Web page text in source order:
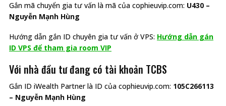
Gắn mã chuyển gia tư vấn là mã của cophieuvip.com: U430 –
Nguyễn Mạnh Hùng
Hướng dẫn gắn ID chuyên gia tư vấn ở VPS: Hướng dẫn gán
ID VPS để tham gia room VIP
Với nhà đầu tư đang có tài khoản TCBS
Gắn ID iWealth Partner là ID của cophieuvip.com: 105C266113
– Nguyễn Mạnh Hùng